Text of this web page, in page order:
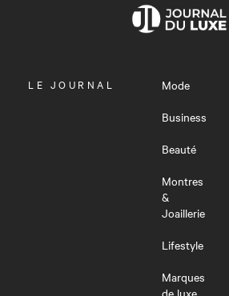
OUVRIR
LE JOURNAL
Mode
Business
Beauté
Montres
&
Joaillerie
Lifestyle
Marques